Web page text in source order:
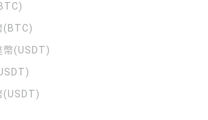
(BTC)
幣(USDT)
(USDT)